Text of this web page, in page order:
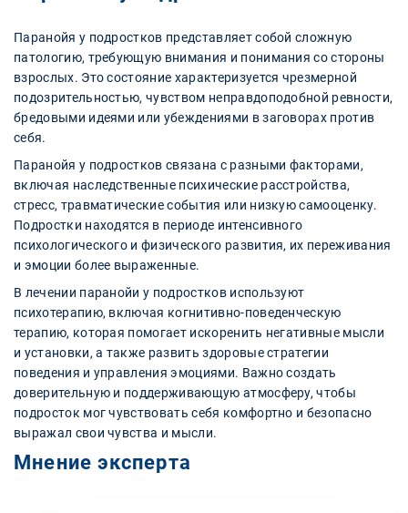
Паранойя у подростков представляет собой сложную
патологию, требующую внимания и понимания со стороны
взрослых. Это состояние характеризуется чрезмерной
подозрительностью, чувством неправдоподобной ревности,
бредовыми идеями или убеждениями в заговорах против
себя.
Паранойя у подростков связана с разными факторами,
включая наследственные психические расстройства,
стресс, травматические события или низкую самооценку.
Подростки находятся в периоде интенсивного
психологического и физического развития, их переживания
и эмоции более выраженные.
В лечении паранойи у подростков используют
психотерапию, включая когнитивно-поведенческую
терапию, которая помогает искоренить негативные мысли
и установки, а также развить здоровые стратегии
поведения и управления эмоциями. Важно создать
доверительную и поддерживающую атмосферу, чтобы
подросток мог чувствовать себя комфортно и безопасно
выражал свои чувства и мысли.
Мнение эксперта